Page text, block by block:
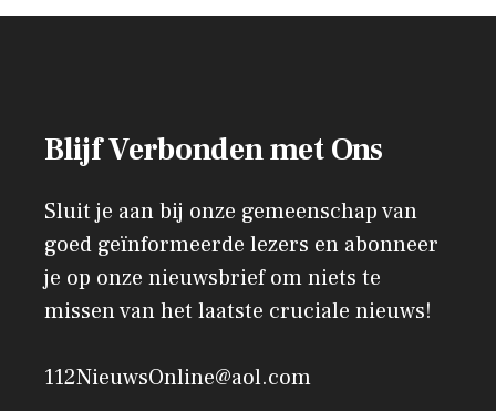
Blijf Verbonden met Ons
Sluit je aan bij onze gemeenschap van
goed geïnformeerde lezers en abonneer
je op onze nieuwsbrief om niets te
missen van het laatste cruciale nieuws!
112NieuwsOnline@aol.com